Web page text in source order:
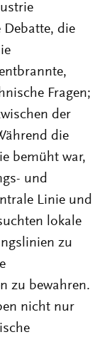
die
Fragen;
der
die
bemüht war,
und
Linie und
lokale
zu
zu bewahren.
nicht nur